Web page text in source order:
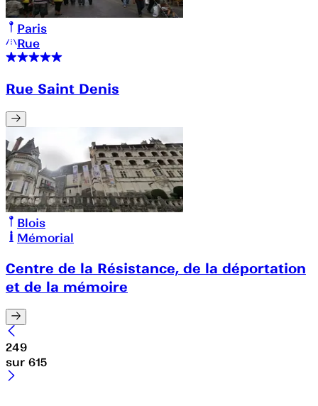
Paris
Rue
Rue Saint Denis
Blois
Mémorial
Centre de la Résistance, de la déportation
et de la mémoire
249
sur 615